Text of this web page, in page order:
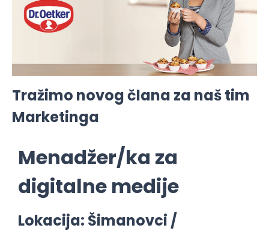
Tražimo novog člana za naš tim
Marketinga
Menadžer/ka za
digitalne medije
Lokacija: Šimanovci /